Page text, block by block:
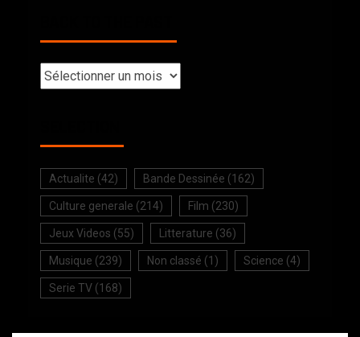
Actualite (42) Bande Dessinée (162)
Culture generale (214) Film (230)
Jeux Videos (55) Litterature (36)
Musique (239) Non classé (1) Science (4)
Serie TV (168)